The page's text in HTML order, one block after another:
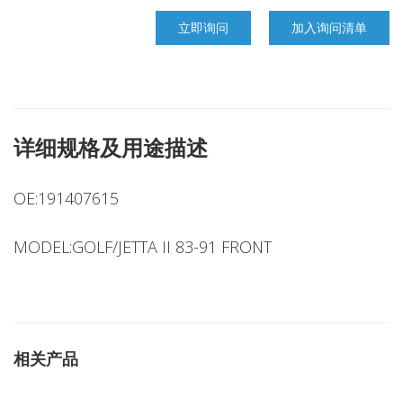
立即询问 加入询问清单
详细规格及用途描述
OE:191407615
MODEL:GOLF/JETTA II 83-91 FRONT
相关产品